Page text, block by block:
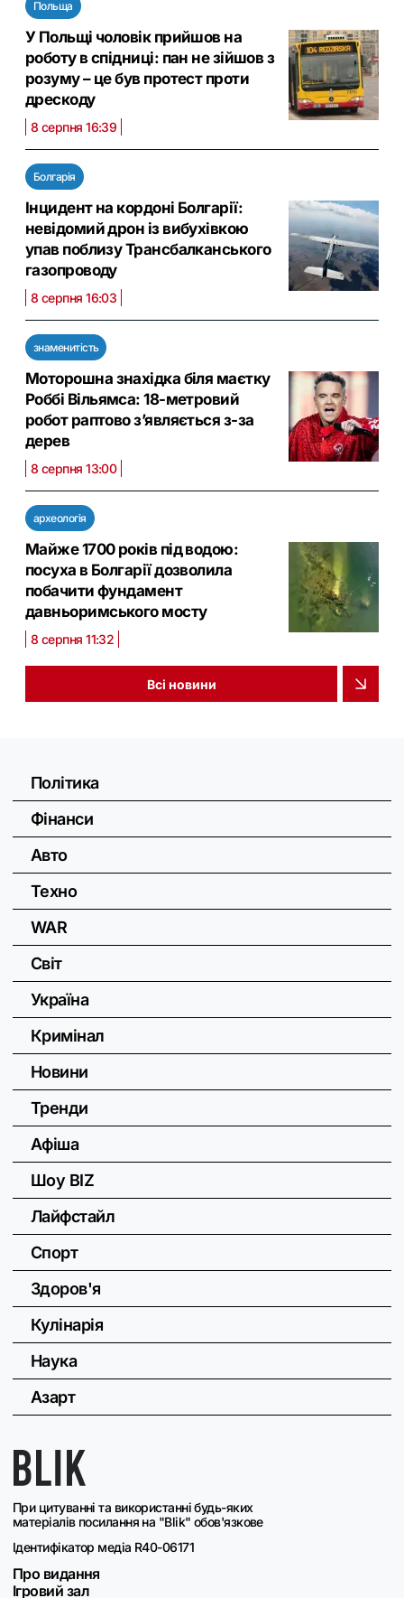
Польща
У Польщі чоловік прийшов на
роботу в спідниці: пан не зійшов з
розуму – це був протест проти
дрескоду
8 серпня 16:39
Болгарія
Інцидент на кордоні Болгарії:
невідомий дрон із вибухівкою
упав поблизу Трансбалканського
газопроводу
8 серпня 16:03
знаменитість
Моторошна знахідка біля маєтку
Роббі Вільямса: 18-метровий
робот раптово з’являється з-за
дерев
8 серпня 13:00
археологія
Майже 1700 років під водою:
посуха в Болгарії дозволила
побачити фундамент
давньоримського мосту
8 серпня 11:32
Всі новини
При цитуванні та використанні будь-яких
матеріалів посилання на "Blik" обов'язкове
Ідентифікатор медіа R40-06171
Про видання
Ігровий зал
Політика
Фінанси
Авто
Техно
WAR
Світ
Україна
Кримінал
Новини
Тренди
Афіша
Шоу BIZ
Лайфстайл
Спорт
Здоров'я
Кулінарія
Наука
Азарт